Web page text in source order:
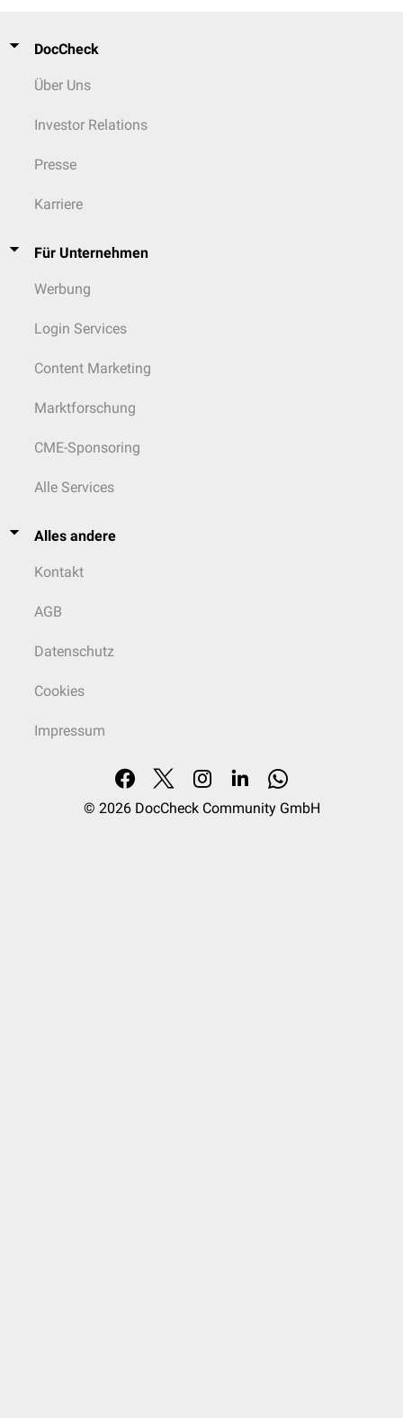
DocCheck
Über Uns
Investor Relations
Presse
Karriere
Für Unternehmen
Werbung
Login Services
Content Marketing
Marktforschung
CME-Sponsoring
Alle Services
Alles andere
Kontakt
AGB
Datenschutz
Cookies
Impressum
© 2026 DocCheck Community GmbH